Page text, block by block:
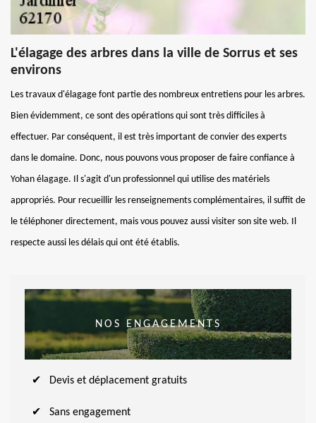
L'élagage des arbres dans la ville de Sorrus et ses
environs
Les travaux d'élagage font partie des nombreux entretiens pour les arbres.
Bien évidemment, ce sont des opérations qui sont très difficiles à
effectuer. Par conséquent, il est très important de convier des experts
dans le domaine. Donc, nous pouvons vous proposer de faire confiance à
Yohan élagage. Il s'agit d'un professionnel qui utilise des matériels
appropriés. Pour recueillir les renseignements complémentaires, il suffit de
le téléphoner directement, mais vous pouvez aussi visiter son site web. Il
respecte aussi les délais qui ont été établis.
NOS ENGAGEMENTS
Devis et déplacement gratuits
Sans engagement